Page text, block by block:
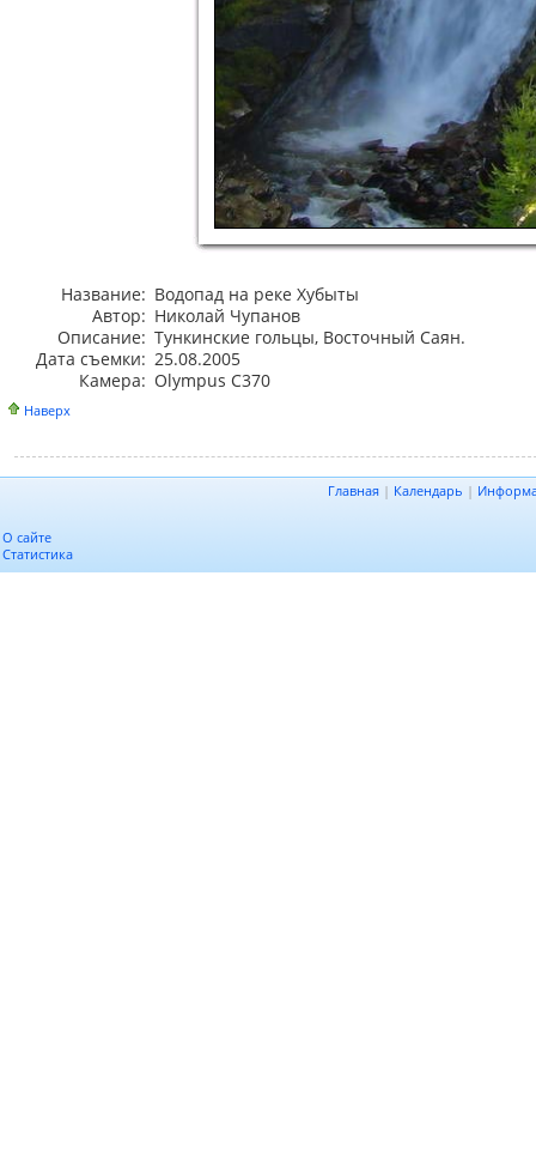
Название: Водопад на реке Хубыты
Автор: Николай Чупанов
Описание: Тункинские гольцы, Восточный Саян.
Дата съемки: 25.08.2005
Камера: Olympus C370
Наверх
Главная | Календарь |
О сайте
Статистика